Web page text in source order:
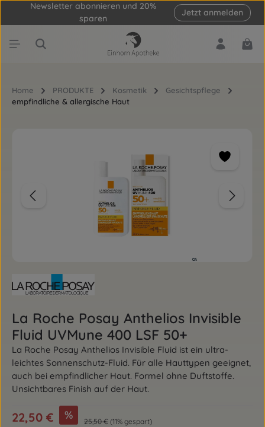
Zum Hauptinhalt springen
Newsletter abonnieren und 20%
sparen
Jetzt anmelden
Home PRODUKTE Kosmetik
Gesichtspflege
empfindliche & allergische Haut
La Roche Posay Anthelios Invisible
Fluid UVMune 400 LSF 50+
La Roche Posay Anthelios Invisible Fluid ist ein ultra-
leichtes Sonnenschutz-Fluid. Für alle Hauttypen geeignet,
auch bei empfindlicher Haut. Formel ohne Duftstoffe.
Unsichtbares Finish auf der Haut.
Verkaufspreis:
22,50 € % Regulärer Preis:
25,50 € (11% gespart)